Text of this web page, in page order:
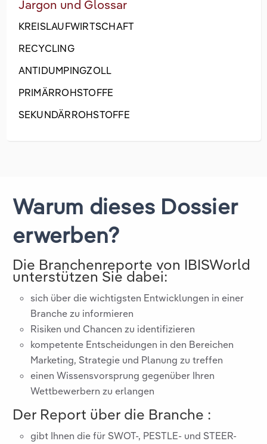
Jargon und Glossar
KREISLAUFWIRTSCHAFT
RECYCLING
ANTIDUMPINGZOLL
PRIMÄRROHSTOFFE
SEKUNDÄRROHSTOFFE
Warum dieses Dossier
erwerben?
Die Branchenreporte von IBISWorld
unterstützen Sie dabei:
sich über die wichtigsten Entwicklungen in einer
Branche zu informieren
Risiken und Chancen zu identifizieren
kompetente Entscheidungen in den Bereichen
Marketing, Strategie und Planung zu treffen
einen Wissensvorsprung gegenüber Ihren
Wettbewerbern zu erlangen
Der Report über die Branche :
gibt Ihnen die für SWOT-, PESTLE- und STEER-